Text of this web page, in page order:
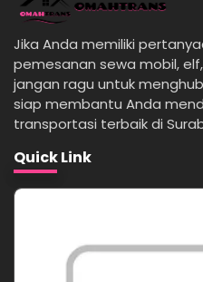
Jika Anda memiliki
pemesanan sewa mobil,
jangan ragu untuk
siap membantu Anda
transportasi terbaik di
Quick Link